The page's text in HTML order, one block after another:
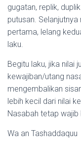
gugatan, replik,
putusan.
pertama, lelang
laku.
Begitu laku, jika nilai
kewajiban/utang
mengembalikan
lebih kecil dari nilai
Nasabah tetap wajib
Wa an Tashaddaquu